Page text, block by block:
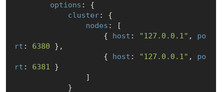
options : {
cluster: {
nodes : [
                    {
host : "127.0.0.1" , po
rt : 6380 },
                    {
host : "127.0.0.1" , po
rt : 6381 }